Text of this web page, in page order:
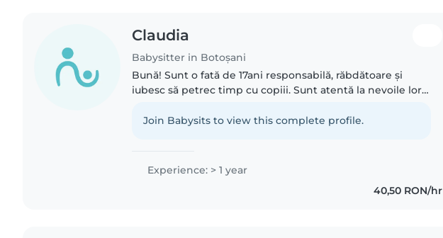
Claudia
Babysitter in Botoșani
Bună! Sunt o fată de 17ani responsabilă, răbdătoare și
iubesc să petrec timp cu copiii. Sunt atentă la nevoile lor
multe..
Join Babysits to view this complete profile.
Experience: > 1 year
40,50 RON/hr